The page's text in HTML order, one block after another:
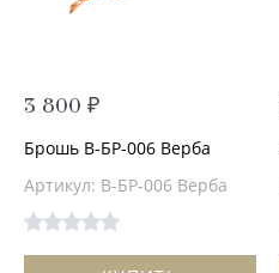
3 800 ₽
Брошь В-БР-006 Верба
Артикул: В-БР-006 Верба